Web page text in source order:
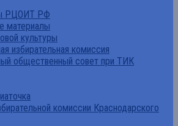
РЦОИТ РФ
материалы
культуры
избирательная комиссия
общественный совет при ТИК
комиссии Краснодарского